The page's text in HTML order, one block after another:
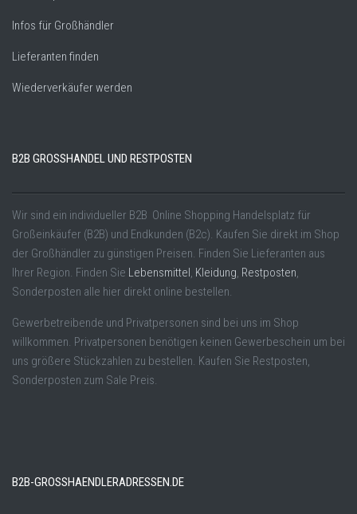
Infos für Großhändler
Lieferanten finden
Wiederverkäufer werden
B2B GROSSHANDEL UND RESTPOSTEN
Wir sind ein individueller B2B Online Shopping Handelsplatz für
Großeinkäufer (B2B) und Endkunden (B2c). Kaufen Sie direkt im Shop
der Großhändler zu günstigen Preisen. Finden Sie Lieferanten aus
Ihrer Region. Finden Sie Lebensmittel, Kleidung, Restposten,
Sonderposten alle hier direkt online bestellen.
Gewerbetreibende und Privatpersonen sind bei uns im Shop
willkommen. Privatpersonen benötigen keinen Gewerbeschein um bei
uns größere Stückzahlen zu bestellen. Kaufen Sie Restposten,
Sonderposten zum Sale Preis.
B2B-GROSSHAENDLERADRESSEN.DE